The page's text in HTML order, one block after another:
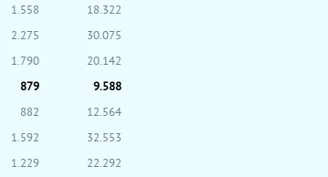
1.558
18.322
2.275
30.075
1.790
20.142
879
9.588
882
12.564
1.592
32.553
1.229
22.292